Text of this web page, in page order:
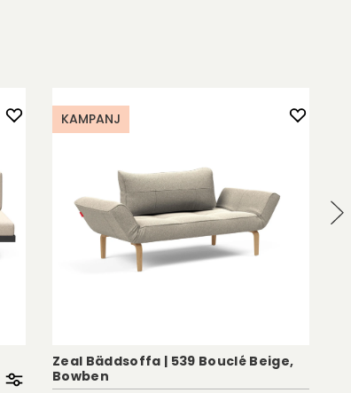
KAMPANJ
Zeal Bäddsoffa | 539 Bouclé Beige,
Bowben